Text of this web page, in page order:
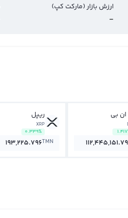
ارزش بازار (مارکت کپ)
-
بی ریپل
XRP
0.339%
193,225.796TMN